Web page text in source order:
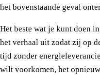
het bovenstaande geval
Het beste wat je kunt doen
het verhaal uit zodat zij op
tijd zonder
wilt voorkomen, het